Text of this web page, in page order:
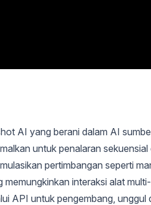
AI yang berani dalam AI
untuk penalaran
pertimbangan seperti
interaksi alat
API untuk pengembang, unggul